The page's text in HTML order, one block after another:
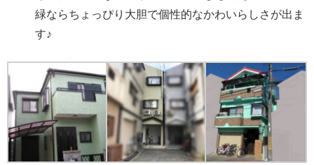
緑ならちょっぴり大胆で個性的なかわいらしさが出ま
す♪